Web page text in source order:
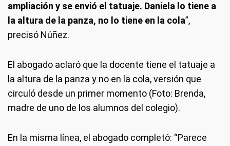
ampliación y se envió el tatuaje. Daniela lo tiene a
la altura de la panza, no lo tiene en la cola”,
precisó Núñez.
El abogado aclaró que la docente tiene el tatuaje a
la altura de la panza y no en la cola, versión que
circuló desde un primer momento (Foto: Brenda,
madre de uno de los alumnos del colegio).
En la misma línea, el abogado completó: “Parece